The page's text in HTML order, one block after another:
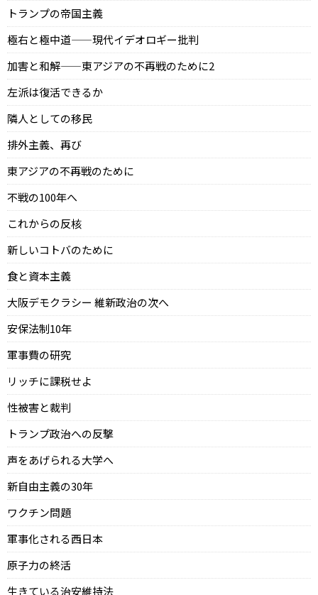
トランプの帝国主義
極右と極中道——現代イデオロギー批判
加害と和解——東アジアの不再戦のために2
左派は復活できるか
隣人としての移民
排外主義、再び
東アジアの不再戦のために
不戦の100年へ
これからの反核
新しいコトバのために
食と資本主義
大阪デモクラシー 維新政治の次へ
安保法制10年
軍事費の研究
リッチに課税せよ
性被害と裁判
トランプ政治への反撃
声をあげられる大学へ
新自由主義の30年
ワクチン問題
軍事化される西日本
原子力の終活
生きている治安維持法